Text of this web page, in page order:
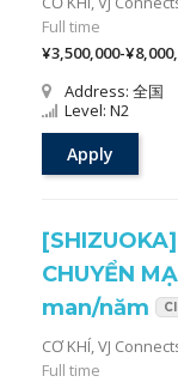
Full time
¥3,500,000-
Address: 全国
Level: N2
Apply
CHUYỂN
man/năm
CƠ KHÍ,VJ
Full time